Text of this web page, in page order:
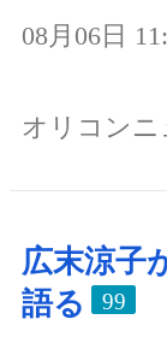
08月06日
オリコンニ
広末涼子
語る
99